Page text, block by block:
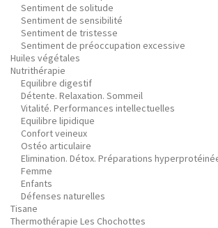
Sentiment de solitude
Sentiment de sensibilité
Sentiment de tristesse
Sentiment de préoccupation excessive
Huiles végétales
Nutrithérapie
Equilibre digestif
Détente. Relaxation. Sommeil
Vitalité. Performances intellectuelles
Equilibre lipidique
Confort veineux
Ostéo articulaire
Elimination. Détox. Préparations
Femme
Enfants
Défenses naturelles
Tisane
Thermothérapie Les Chochottes